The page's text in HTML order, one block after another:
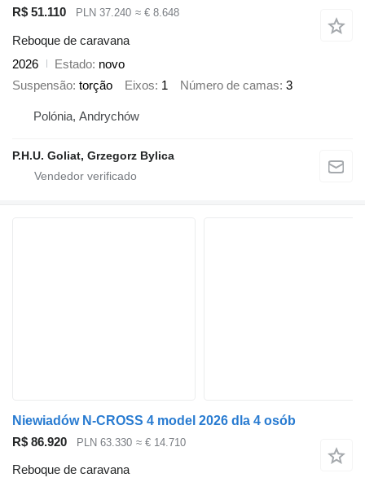
R$ 51.110
PLN 37.240 ≈ € 8.648
Reboque de caravana
2026
Estado novo
Suspensão torção Eixos 1 Número de camas 3
Polónia, Andrychów
P.H.U. Goliat, Grzegorz Bylica
Niewiadów N-CROSS 4 model 2026 dla 4 osób
R$ 86.920
PLN 63.330 ≈ € 14.710
Reboque de caravana